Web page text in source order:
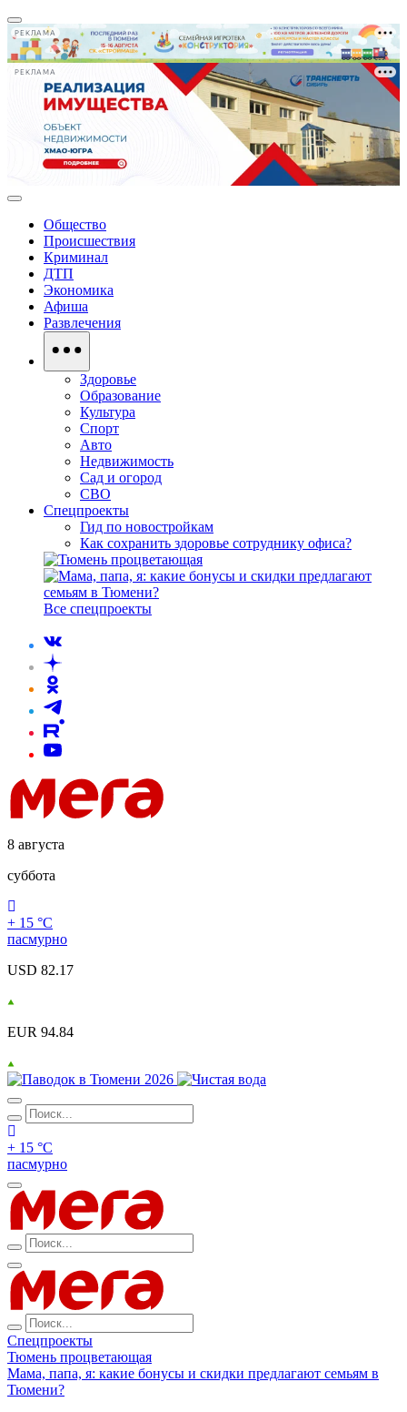
РЕКЛАМА
РЕКЛАМА
Общество
Происшествия
Криминал
ДТП
Экономика
Афиша
Развлечения
Здоровье
Образование
Культура
Спорт
Авто
Недвижимость
Сад и огород
СВО
Спецпроекты
Гид по новостройкам
Как сохранить здоровье сотруднику офиса?
Все спецпроекты
8 августа
суббота
+ 15 °С
пасмурно
USD 82.17
EUR 94.84
+ 15 °С
пасмурно
Спецпроекты
Тюмень процветающая
Мама, папа, я: какие бонусы и скидки предлагают семьям в
Тюмени?